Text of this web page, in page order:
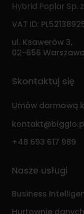
Hybrid Poplar Sp.
VAT ID:
ul. Ksawerów 3,
02-656 Warszawa
Skontaktuj się
Umów darmową
+48 693 617 989
Nasze usługi
Business